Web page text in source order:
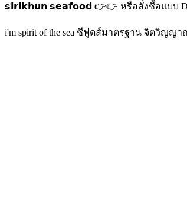
𝘀𝗶𝗿𝗶𝗸𝗵𝘂𝗻 𝘀𝗲𝗮𝗳𝗼𝗼𝗱 👉👉 หรือสั่งซื้อแบบ
i'm spirit of the sea ซีฟูดส์มาตรฐาน จิตวิญญ